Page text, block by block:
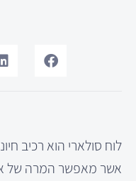
לוח סולארי הוא רכיב
אשר מאפשר המרה של